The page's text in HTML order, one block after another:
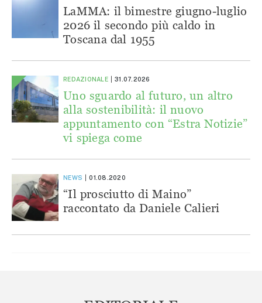
LaMMA: il bimestre giugno-luglio
2026 il secondo più caldo in
Toscana dal 1955
REDAZIONALE 31.07.2026
Uno sguardo al futuro, un altro
alla sostenibilità: il nuovo
appuntamento con “Estra Notizie”
vi spiega come
NEWS 01.08.2020
“Il prosciutto di Maino”
raccontato da Daniele Calieri